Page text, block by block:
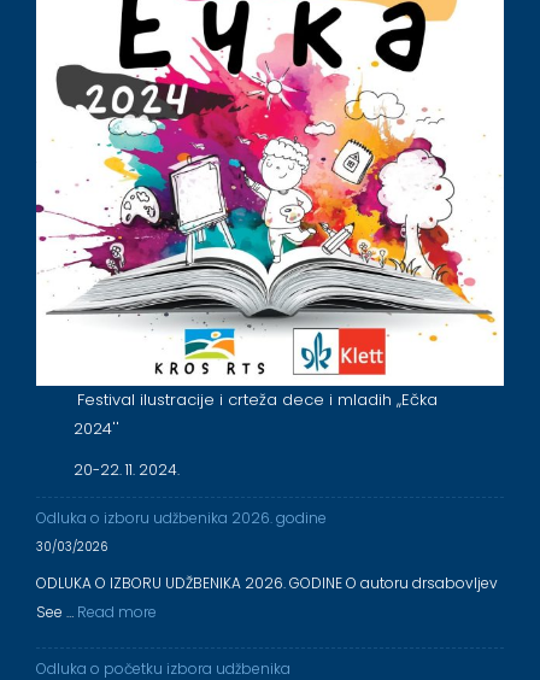
Festival ilustracije i crteža dece i mladih ,,Ečka
2024''
20-22. 11. 2024.
Odluka o izboru udžbenika 2026. godine
30/03/2026
ODLUKA O IZBORU UDŽBENIKA 2026. GODINE O autoru drsabovljev
See … Read more
Odluka o početku izbora udžbenika